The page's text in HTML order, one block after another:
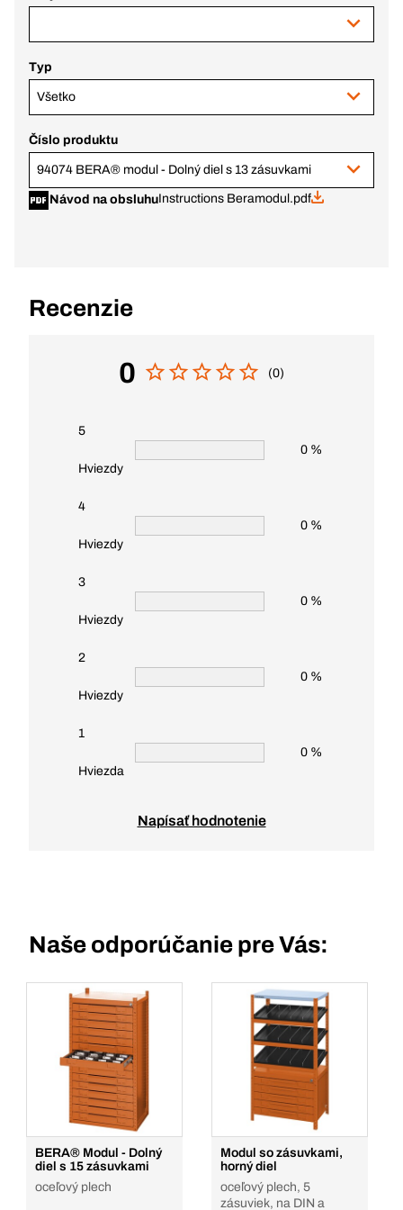
Typ
Všetko
Číslo produktu
94074 BERA® modul - Dolný diel s 13 zásuvkami
Návod na obsluhuInstructions Beramodul.pdf
Recenzie
0 (0)
5
Hviezdy
0 %
4
Hviezdy
0 %
3
Hviezdy
0 %
2
Hviezdy
0 %
1
Hviezda
0 %
Napísať hodnotenie
Naše odporúčanie pre Vás:
BERA® Modul - Dolný
diel s 15 zásuvkami
oceľový plech
Modul so zásuvkami,
horný diel
oceľový plech, 5
zásuviek, na DIN a